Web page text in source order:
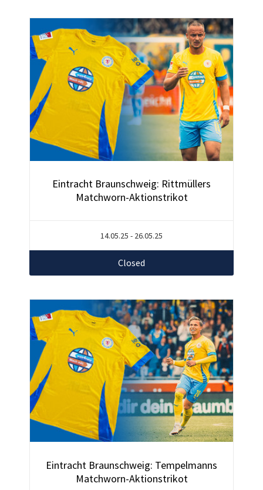
Eintracht Braunschweig: Rittmüllers
Matchworn-Aktionstrikot
14.05.25 - 26.05.25
Closed
Eintracht Braunschweig: Tempelmanns
Matchworn-Aktionstrikot